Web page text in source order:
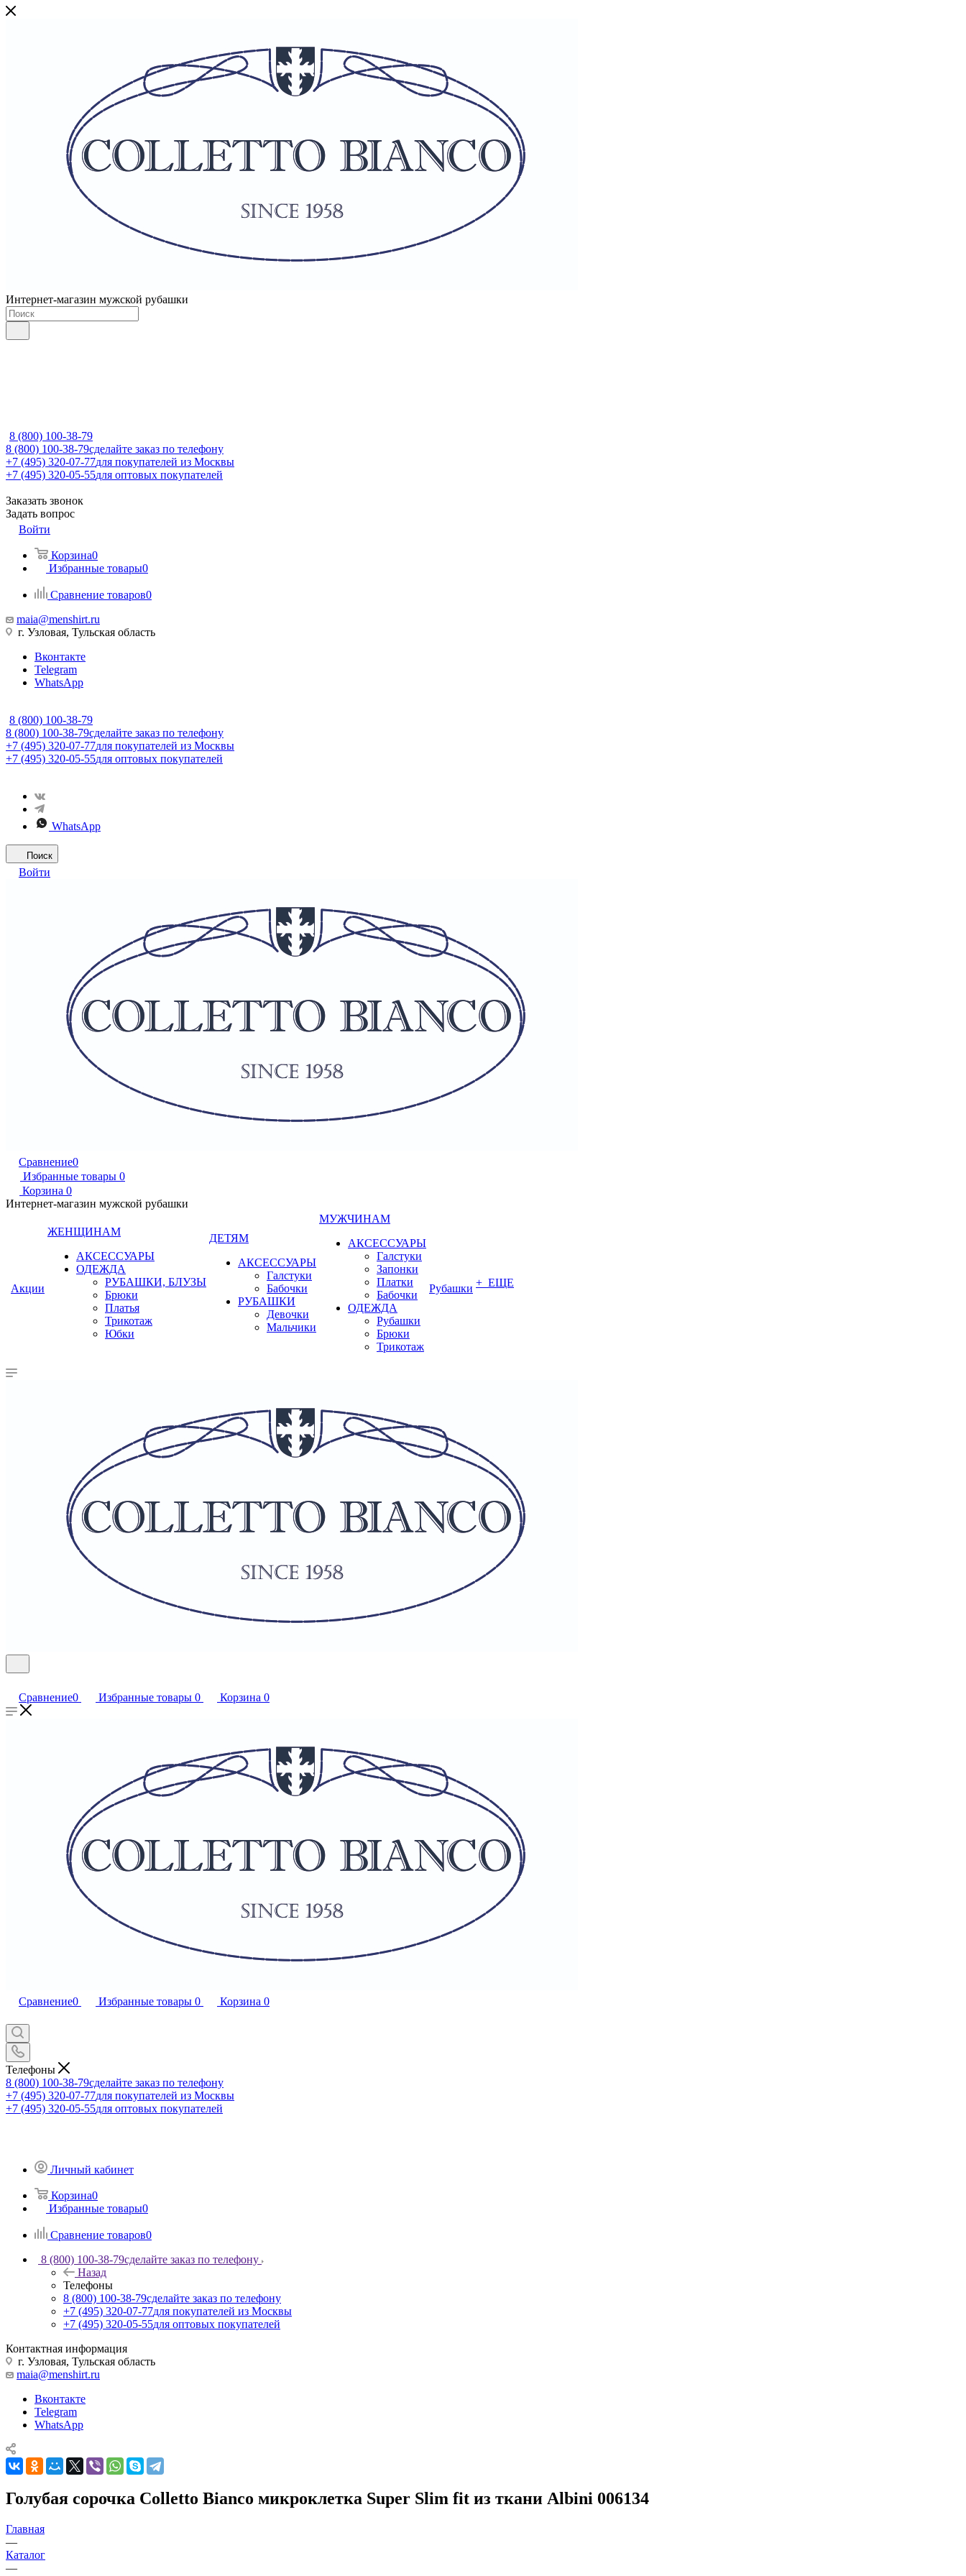
Интернет-магазин мужской рубашки
8 (800) 100-38-79
8 (800) 100-38-79сделайте заказ по телефону
+7 (495) 320-07-77для покупателей из Москвы
+7 (495) 320-05-55для оптовых покупателей
Заказать звонок
Задать вопрос
Войти
Корзина0
Избранные товары0
Сравнение товаров0
maia@menshirt.ru
г. Узловая, Тульская область
Вконтакте
Telegram
WhatsApp
8 (800) 100-38-79
8 (800) 100-38-79сделайте заказ по телефону
+7 (495) 320-07-77для покупателей из Москвы
+7 (495) 320-05-55для оптовых покупателей
WhatsApp
Поиск
Войти
Сравнение0
Избранные товары 0
Корзина 0
Интернет-магазин мужской рубашки
Акции
ЖЕНЩИНАМ
АКСЕССУАРЫ
ОДЕЖДА
РУБАШКИ, БЛУЗЫ
Брюки
Платья
Трикотаж
Юбки
ДЕТЯМ
АКСЕССУАРЫ
Галстуки
Бабочки
РУБАШКИ
Девочки
Мальчики
МУЖЧИНАМ
АКСЕССУАРЫ
Галстуки
Запонки
Платки
Бабочки
ОДЕЖДА
Рубашки
Брюки
Трикотаж
Рубашки + ЕЩЕ
Сравнение0 Избранные товары 0 Корзина 0
Сравнение0 Избранные товары 0 Корзина 0
Телефоны
8 (800) 100-38-79сделайте заказ по телефону
+7 (495) 320-07-77для покупателей из Москвы
+7 (495) 320-05-55для оптовых покупателей
Личный кабинет
Корзина0
Избранные товары0
Сравнение товаров0
8 (800) 100-38-79сделайте заказ по телефону
Назад
Телефоны
8 (800) 100-38-79сделайте заказ по телефону
+7 (495) 320-07-77для покупателей из Москвы
+7 (495) 320-05-55для оптовых покупателей
Контактная информация
г. Узловая, Тульская область
maia@menshirt.ru
Вконтакте
Telegram
WhatsApp
Голубая сорочка Colletto Bianco микроклетка Super Slim fit из ткани Albini 006134
Главная
—
Каталог
—